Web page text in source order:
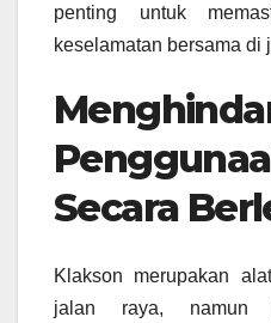
penting untuk
keselamatan bersama di
Secara
Klakson merupakan
jalan raya, namun